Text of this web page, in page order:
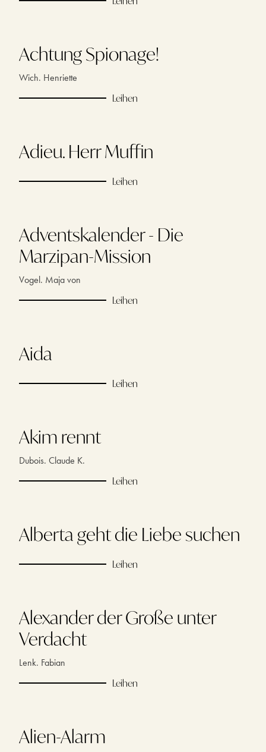
Achtung Spionage!
Wich. Henriette
Leihen
Adieu. Herr Muffin
Leihen
Adventskalender - Die
Marzipan-Mission
Vogel. Maja von
Leihen
Aida
Leihen
Akim rennt
Dubois. Claude K.
Leihen
Alberta geht die Liebe suchen
Leihen
Alexander der Große unter
Verdacht
Lenk. Fabian
Leihen
Alien-Alarm